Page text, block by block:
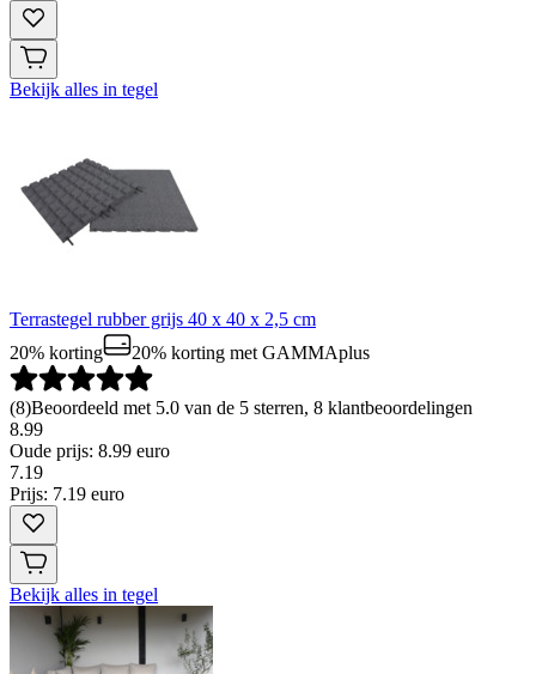
Bekijk alles in tegel
Terrastegel rubber grijs 40 x 40 x 2,5 cm
20% korting
20% korting met GAMMAplus
(8)Beoordeeld met 5.0 van de 5 sterren, 8 klantbeoordelingen
8.99
Oude prijs: 8.99 euro
7.19
Prijs: 7.19 euro
Bekijk alles in tegel